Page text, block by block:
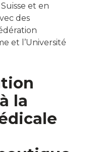
et en
des
et l’Université
la